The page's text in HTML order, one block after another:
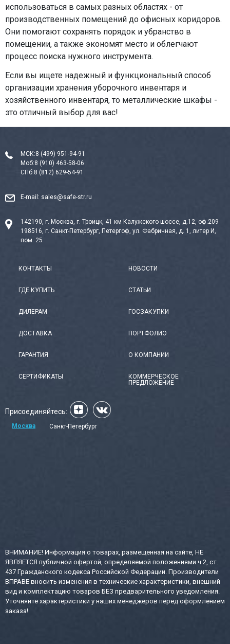
использоваться в самых разных областях - от
производственных помещений до офисных коридоров.
Они помогают сохранять порядок и убранство в
помещении, а также экономят место и облегчают
процесс поиска нужного инструмента.
Если вы ищете надежный и функциональный способ
организации хранения уборочного инвентаря и
хозяйственного инвентаря, то металлические шкафы -
это отличный выбор для вас!
МСК:8 (499) 951-94-91
Моб:8 (910) 463-58-06
СПб:8 (812) 629-54-91
E-mail: sales@safe-str.ru
142190, г. Москва, г. Троицк, 41 км Калужского шоссе, д.12, оф.209
198516, г. Санкт-Петербург, Петергоф, ул. Фабричная, д. 1, литер И,
пом. 25
КОНТАКТЫ
ГДЕ КУПИТЬ
ДИЛЕРАМ
ДОСТАВКА
ГАРАНТИЯ
СЕРТИФИКАТЫ
НОВОСТИ
СТАТЬИ
ГОСЗАКУПКИ
ПОРТФОЛИО
О КОМПАНИИ
КОММЕРЧЕСКОЕ
ПРЕДЛОЖЕНИЕ
Присоединяйтесь:
Москва Санкт-Петербург
ВНИМАНИЕ! Информация о товарах, размещенная на сайте, НЕ
ЯВЛЯЕТСЯ публичной офертой, определяемой положениями ч.2, ст.
437 Гражданского кодекса Российской Федерации. Производители
ВПРАВЕ вносить изменения в технические характеристики, внешний
вид и комплектацию товаров БЕЗ предварительного уведомления.
Уточняйте характеристики у наших менеджеров перед оформлением
заказа!